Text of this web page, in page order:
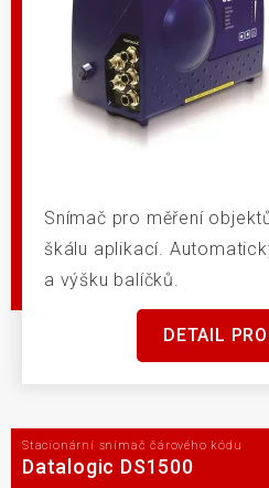
Snímač pro měření
škálu aplikací.
a výšku balíčků.
DETAIL
Stacionární snímač čárového kódu
Datalogic DS1500